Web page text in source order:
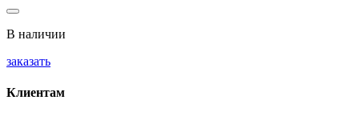
В наличии
заказать
Клиентам